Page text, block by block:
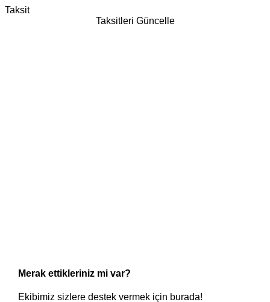
Taksit
Taksitleri Güncelle
Merak ettikleriniz mi var?
Ekibimiz sizlere destek vermek için burada!